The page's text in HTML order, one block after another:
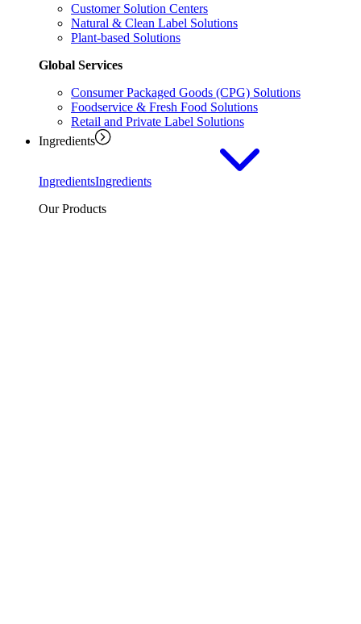
Customer Solution Centers
Natural & Clean Label Solutions
Plant-based Solutions
Global Services
Consumer Packaged Goods (CPG) Solutions
Foodservice & Fresh Food Solutions
Retail and Private Label Solutions
Ingredients
IngredientsIngredients
Our Products